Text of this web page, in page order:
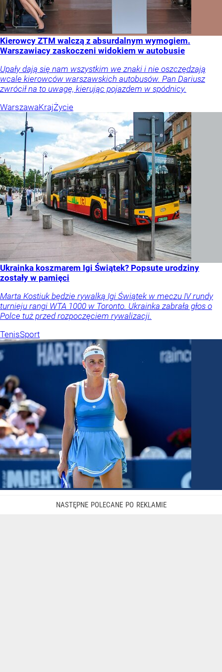
Kierowcy ZTM walczą z absurdalnym wymogiem.
Warszawiacy zaskoczeni widokiem w autobusie
Upały dają się nam wszystkim we znaki i nie oszczędzają
wcale kierowców warszawskich autobusów. Pan Dariusz
zwrócił na to uwagę, kierując pojazdem w spódnicy.
WarszawaKrajŻycie
Ukrainka koszmarem Igi Świątek? Popsute urodziny
zostały w pamięci
Marta Kostiuk będzie rywalką Igi Świątek w meczu IV rundy
turnieju rangi WTA 1000 w Toronto. Ukrainka zabrała głos o
Polce tuż przed rozpoczęciem rywalizacji.
TenisSport